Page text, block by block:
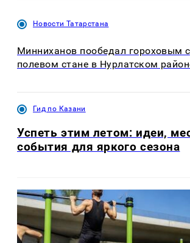
Новости Татарстана
Минниханов пообедал гороховым
полевом стане в Нурлатском
Гид по Казани
Успеть этим летом: идеи,
события для яркого сезона